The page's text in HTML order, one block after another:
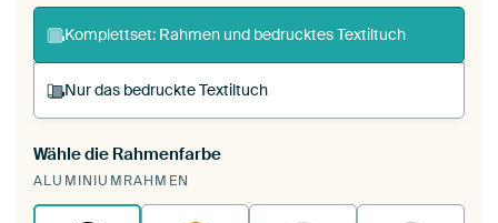
Komplettset: Rahmen und bedrucktes Textiltuch
Nur das bedruckte Textiltuch
Du spannst einen wechselbaren Textiltuch in
deinen vorhandenen ArtFrame™.
funktioniert es.
Wähle die Rahmenfarbe
ALUMINIUMRAHMEN